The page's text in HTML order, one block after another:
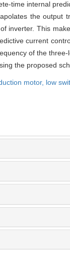
time internal
the
inverter. This
current
of the
the proposed
motor, low